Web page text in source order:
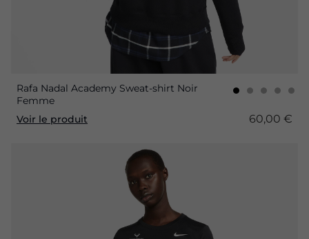
Rafa Nadal Academy Sweat-shirt Noir
Femme
Voir le produit
60,00 €